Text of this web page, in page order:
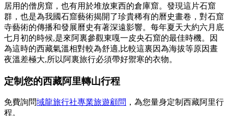
居用的僧房窟，也有用於堆放東西的倉庫窟。發現這片石窟
群，也是為我國石窟藝術揭開了珍貴稀有的曆史畫卷，對石窟
寺藝術的傳播和發展曆史有著深遠影響。每年夏天大約六月底
七月初的時候,是來阿裏參觀東嘎一皮央石窟的最佳時機。因
為這時的西藏氣溫相對較為舒適,比較這裏因為海拔等原因晝
夜溫差極大,所以阿裏旅行必須帶好禦寒的衣物。
定制您的西藏阿里轉山行程
免費詢問域龍旅行社專業旅遊顧問 ，為您量身定制西藏阿里行
程。